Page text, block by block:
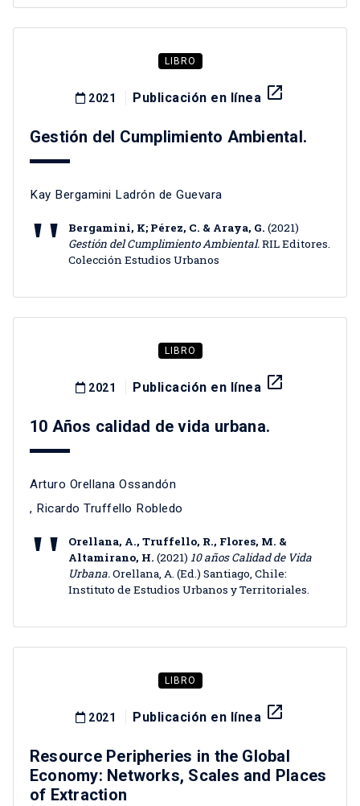
LIBRO
2021 Publicación en línea launch
Gestión del Cumplimiento Ambiental.
Kay Bergamini Ladrón de Guevara
Bergamini, K; Pérez, C. & Araya, G. (2021)
Gestión del Cumplimiento Ambiental.RIL Editores.
Colección Estudios Urbanos
LIBRO
2021 Publicación en línea launch
10 Años calidad de vida urbana.
Arturo Orellana Ossandón
, Ricardo Truffello Robledo
Orellana, A., Truffello, R., Flores, M. &
Altamirano, H. (2021) 10 años Calidad de Vida
Urbana.Orellana, A. (Ed.) Santiago, Chile:
Instituto de Estudios Urbanos y Territoriales.
LIBRO
2021 Publicación en línea launch
Resource Peripheries in the Global
Economy: Networks, Scales and Places
of Extraction